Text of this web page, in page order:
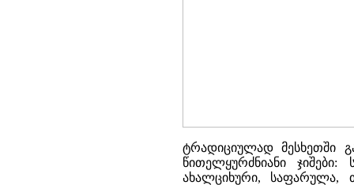
ტრადიციულად მესხეთში
წითელყურძნიანი
ახალციხური, საფარულა,